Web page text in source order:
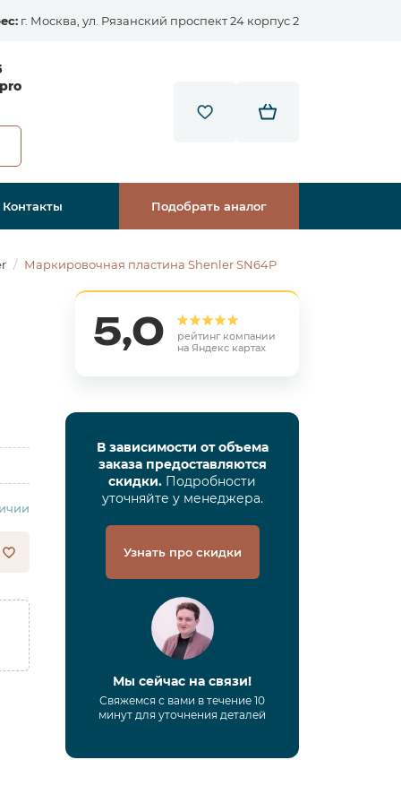
г. Москва, ул. Рязанский проспект 24 корпус 2
Контакты Подобрать аналог
Маркировочная пластина Shenler SN64P
5,0
рейтинг компании
на Яндекс картах
В зависимости от объема
заказа предоставляются
скидки. Подробности
уточняйте у менеджера.
Узнать про скидки
Мы сейчас на связи!
Свяжемся с вами в течение 10
минут для уточнения деталей